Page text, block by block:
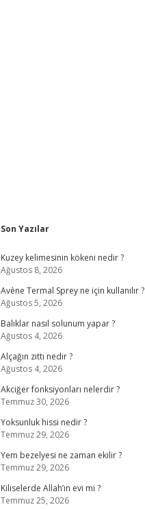
Sidebar
Son Yazılar
Kuzey kelimesinin kökeni nedir ?
Ağustos 8, 2026
Avène Termal Sprey ne için kullanılır ?
Ağustos 5, 2026
Balıklar nasıl solunum yapar ?
Ağustos 4, 2026
Alçağın zıttı nedir ?
Ağustos 4, 2026
Akciğer fonksiyonları nelerdir ?
Temmuz 30, 2026
Yoksunluk hissi nedir ?
Temmuz 29, 2026
Yem bezelyesi ne zaman ekilir ?
Temmuz 29, 2026
Kiliselerde Allah’ın evi mi ?
Temmuz 25, 2026